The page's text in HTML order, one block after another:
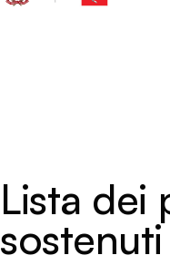
Lista dei
sostenuti